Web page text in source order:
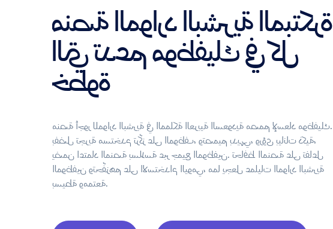
منصة الموارد البشرية المبتكرة
التي تدعم موظفيك في كل
خطوة
منصة أجور للموارد البشرية في المملكة العربية السعودية مصمم لإسعاد موظفيك.
بفضل تجربة مستخدم تركّز على الموظف، وتصميم بديهي، ورؤى بيانات ذكية،
يضمن اعتماد المنصة بسلاسة عبر جميع الموظفين. تحافظ المنصة على تفاعل
الموظفين وتحفّزهم على الاستخدام اليومي، مما يجعل عمليات الموارد البشرية
بسيطة وممتعة.